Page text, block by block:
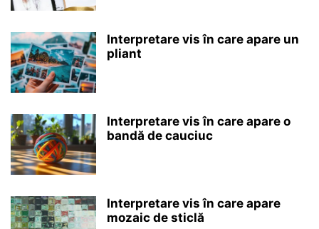
Interpretare vis în care apare un
pliant
Interpretare vis în care apare o
bandă de cauciuc
Interpretare vis în care apare
mozaic de sticlă